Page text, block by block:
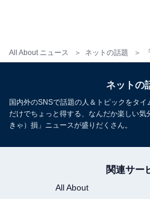
All About ニュース ネットの話題
ネットの
国内外のSNSで話題の人＆トピックをタ
だけでちょっと得する、なんだか楽しい気
きゃ）損」ニュースが盛りだくさん。
関連サー
All About